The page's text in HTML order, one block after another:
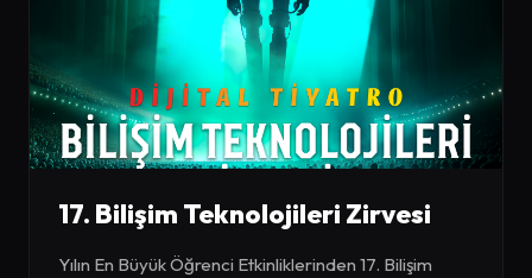
17. Bilişim Teknolojileri Zirvesi
Yılın En Büyük Öğrenci Etkinliklerinden 17. Bilişim